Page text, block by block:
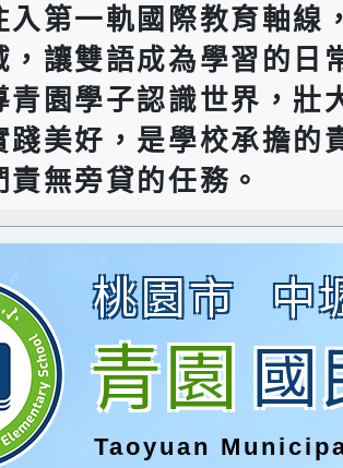
入第一軌國際教育軸線
，讓雙語成為學習的日
青園學子認識世界，壯
踐美好，是學校承擔的
責無旁貸的任務。
桃園市 中
青園國
Taoyuan